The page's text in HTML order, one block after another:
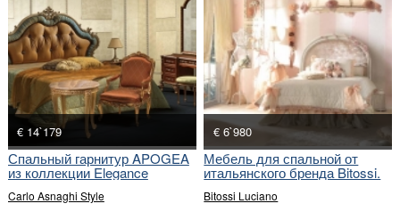
€ 14`179
Спальный гарнитур APOGEA
из коллекции Elegance
Carlo Asnaghi Style
€ 6`980
Мебель для спальной от
итальянского бренда Bitossi.
Bitossi Luciano